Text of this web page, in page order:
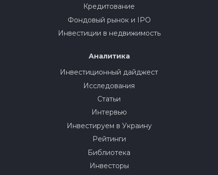
Кредитование
Фондовый рынок и IPO
Инвестиции в недвижимость
Аналитика
Инвестиционный дайджест
Исследования
Статьи
Интервью
Инвестируем в Украину
Рейтинги
Библиотека
Инвесторы